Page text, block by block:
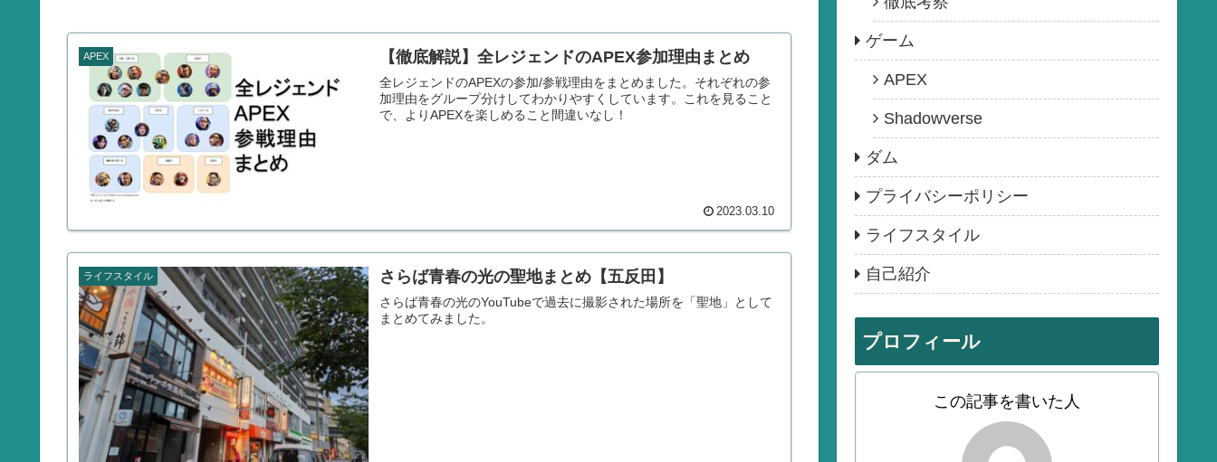
APEX 【徹底解説】全レジェンドのAPEX参加理由まとめ
全レジェンドのAPEXの参加/参戦理由をまとめました。それぞれの参
加理由をグループ分けしてわかりやすくしています。これを見ること
で、よりAPEXを楽しめること間違いなし！
2023.03.10
ライフスタイル さらば青春の光の聖地まとめ【五反田】
さらば青春の光のYouTubeで過去に撮影された場所を「聖地」として
まとめてみました。
ゲーム
APEX
Shadowverse
ダム
プライバシーポリシー
ライフスタイル
自己紹介
プロフィール
この記事を書いた人